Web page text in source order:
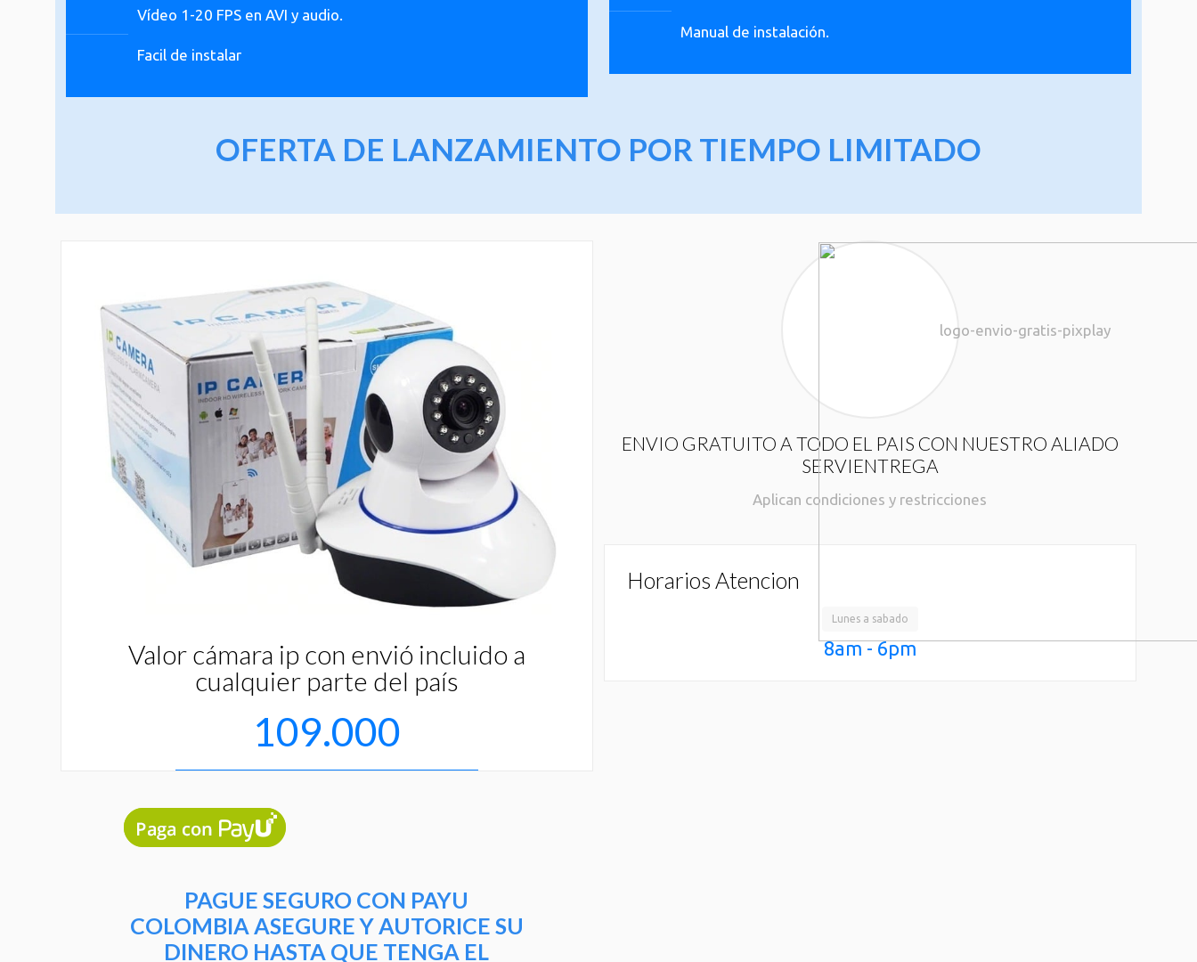
Vídeo 1-20 FPS en AVI y audio.
Facil de instalar
Manual de instalación.
OFERTA DE LANZAMIENTO POR TIEMPO LIMITADO
Valor cámara ip con envió incluido a
cualquier parte del país
109.000
PAGUE SEGURO CON PAYU
COLOMBIA ASEGURE Y AUTORICE SU
DINERO HASTA QUE TENGA EL
ENVIO GRATUITO A TODO EL PAIS CON NUESTRO ALIADO
SERVIENTREGA
Aplican condiciones y restricciones
Horarios Atencion
Lunes a sabado
8am - 6pm
Auctor eu in elit class aptent taciti sociosqu ad litora torquent per conubia nostra, per inceptos himenaeos. Mauris in erat justo. Nullam ac urna eu
Actual promotions
Area of our service
Sobre Nosotros